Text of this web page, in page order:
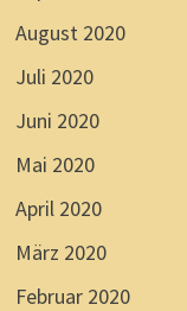
August 2020
Juli 2020
Juni 2020
Mai 2020
April 2020
März 2020
Februar 2020